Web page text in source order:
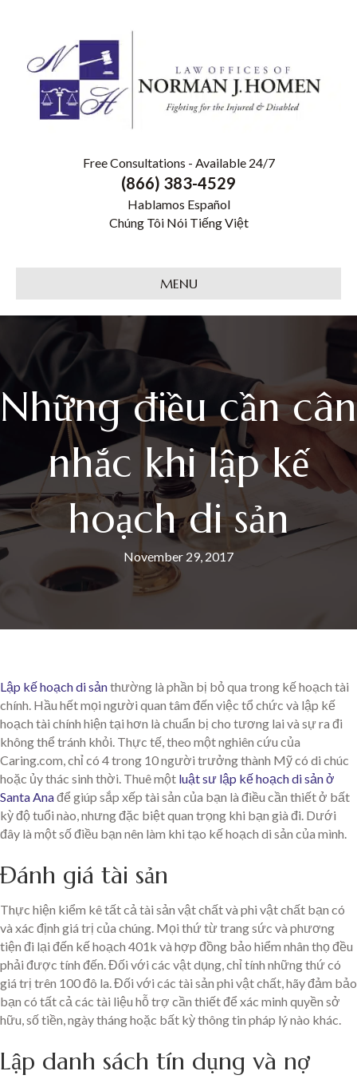
Free Consultations - Available 24/7
(866) 383-4529
Hablamos Español
Chúng Tôi Nói Tiếng Việt
MENU
Những điều cần cân
nhắc khi lập kế
hoạch di sản
November 29, 2017
Lập kế hoạch di sảnthường là phần bị bỏ qua trong kế hoạch tài
chính. Hầu hết mọi người quan tâm đến việc tổ chức và lập kế
hoạch tài chính hiện tại hơn là chuẩn bị cho tương lai và sự ra đi
không thể tránh khỏi. Thực tế, theo một nghiên cứu của
Caring.com, chỉ có 4 trong 10 người trưởng thành Mỹ có di chúc
hoặc ủy thác sinh thời. Thuê một luật sư lập kế hoạch di sản ở
Santa Anađể giúp sắp xếp tài sản của bạn là điều cần thiết ở bất
kỳ độ tuổi nào, nhưng đặc biệt quan trọng khi bạn già đi. Dưới
đây là một số điều bạn nên làm khi tạo kế hoạch di sản của mình.
Đánh giá tài sản
Thực hiện kiểm kê tất cả tài sản vật chất và phi vật chất bạn có
và xác định giá trị của chúng. Mọi thứ từ trang sức và phương
tiện đi lại đến kế hoạch 401k và hợp đồng bảo hiểm nhân thọ đều
phải được tính đến. Đối với các vật dụng, chỉ tính những thứ có
giá trị trên 100 đô la. Đối với các tài sản phi vật chất, hãy đảm bảo
bạn có tất cả các tài liệu hỗ trợ cần thiết để xác minh quyền sở
hữu, số tiền, ngày tháng hoặc bất kỳ thông tin pháp lý nào khác.
Lập danh sách tín dụng và nợ